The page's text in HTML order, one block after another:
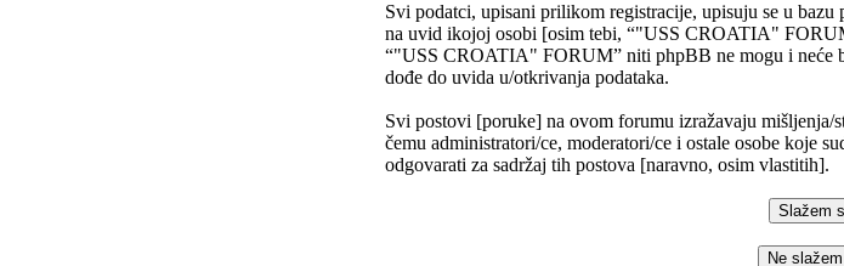
Svi podatci, upisani prilikom registracije, upisuju se u
na uvid ikojoj osobi [osim tebi, “"USS CROATIA"
“"USS CROATIA" FORUM” niti phpBB ne mogu i neće
dođe do uvida u/otkrivanja podataka.
Svi postovi [poruke] na ovom forumu izražavaju mišljenja/
čemu administratori/ce, moderatori/ce i ostale osobe koje
odgovarati za sadržaj tih postova [naravno, osim vlastitih].